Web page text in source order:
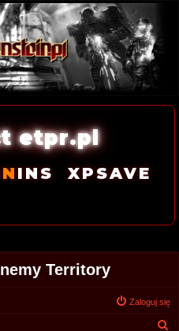
etpr.pl
INS XPSAVE
Territory
Zaloguj się